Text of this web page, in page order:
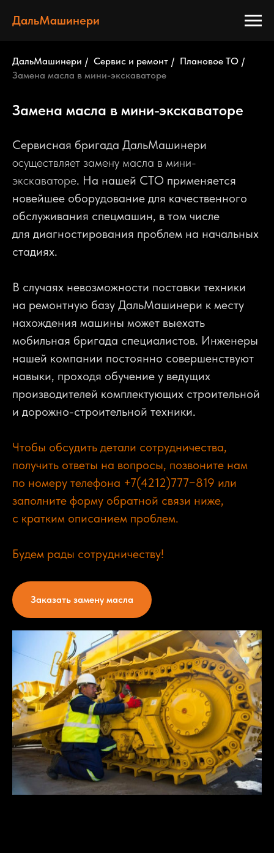
ДальМашинери
ДальМашинери / Сервис и ремонт / Плановое ТО /
Замена масла в мини-экскаваторе
Замена масла в мини-экскаваторе
Сервисная бригада ДальМашинери
осуществляет замену масла в мини-
экскаваторе. На нашей СТО применяется
новейшее оборудование для качественного
обслуживания спецмашин, в том числе
для диагностирования проблем на начальных
стадиях.
В случаях невозможности поставки техники
на ремонтную базу ДальМашинери к месту
нахождения машины может выехать
мобильная бригада специалистов. Инженеры
нашей компании постоянно совершенствуют
навыки, проходя обучение у ведущих
производителей комплектующих строительной
и дорожно-строительной техники.
Чтобы обсудить детали сотрудничества,
получить ответы на вопросы, позвоните нам
по номеру телефона +7(4212)777−819 или
заполните форму обратной связи ниже,
с кратким описанием проблем.
Будем рады сотрудничеству!
Заказать замену масла